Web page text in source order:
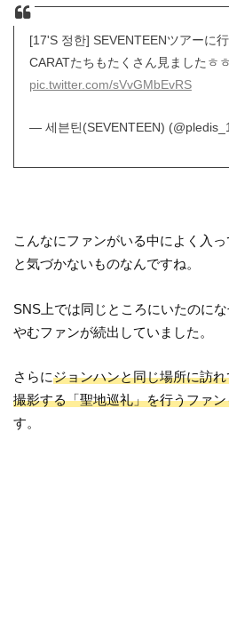
[17'S 정한] SEVENTEENツアーに
CARATたちもたくさん見ましたㅎㅎ
pic.twitter.com/sVvGMbEvRS
— 세븐틴(SEVENTEEN)
こんなにファンがいる中によく入
と気づかないものなんですね。
SNS上では同じところにいたのに
やむファンが続出していました。
さらにジョンハンと同じ場所に訪
撮影する「聖地巡礼」を行うファ
す。